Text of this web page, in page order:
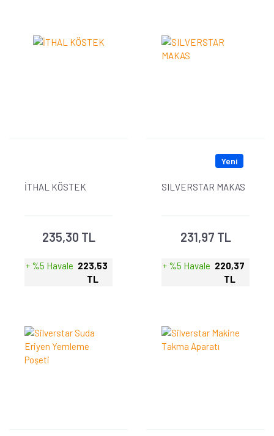
İTHAL KÖSTEK
235,30 TL
+ %5 Havale 223,53
TL
Yeni
SILVERSTAR MAKAS
231,97 TL
+ %5 Havale 220,37
TL